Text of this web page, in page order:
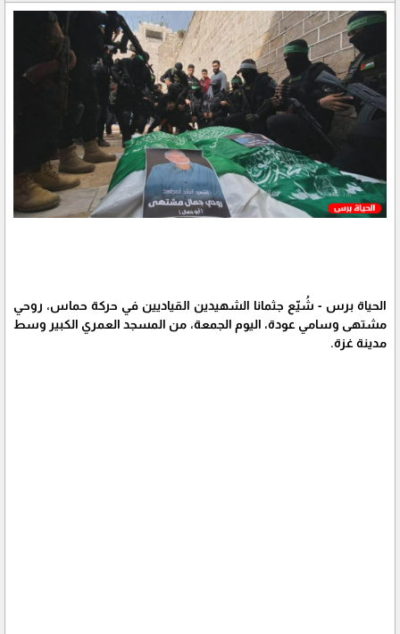
الحياة برس - شُيّع جثمانا الشهيدين القياديين في حركة حماس، روحي
مشتهى وسامي عودة، اليوم الجمعة، من المسجد العمري الكبير وسط
مدينة غزة.